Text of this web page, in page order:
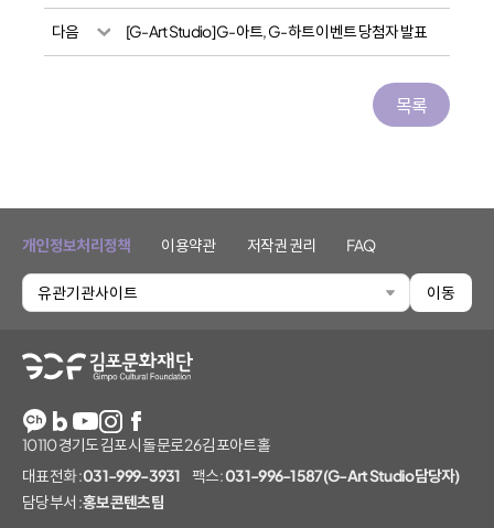
다음 [G-Art Studio] G-아트, G-하트 이벤트 당첨자 발표
목록
개인정보처리정책 이용약관 저작권 권리 FAQ
유관기관사이트 이동
10110 경기도 김포시 돌문로 26 김포아트홀
대표전화 :031-999-3931 팩스 :031-996-1587(G-Art Studio담당자)
담당부서 :홍보콘텐츠팀